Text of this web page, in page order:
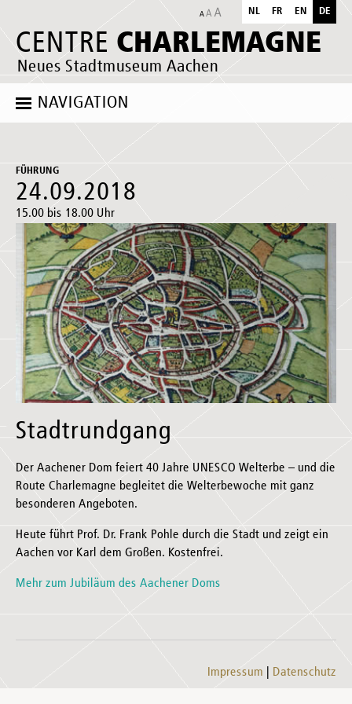
CENTRE CHARLEMAGNE
Neues Stadtmuseum Aachen
NL FR EN DE
NAVIGATION
FÜHRUNG
24.09.2018
15.00 bis 18.00 Uhr
Stadtrundgang
Der Aachener Dom feiert 40 Jahre UNESCO Welterbe – und die
Route Charlemagne begleitet die Welterbewoche mit ganz
besonderen Angeboten.
Heute führt Prof. Dr. Frank Pohle durch die Stadt und zeigt ein
Aachen vor Karl dem Großen. Kostenfrei.
Mehr zum Jubiläum des Aachener Doms
Impressum Datenschutz